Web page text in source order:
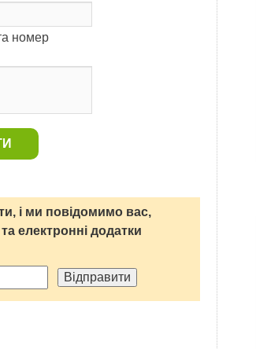
номер
і ми повідомимо вас,
електронні додатки